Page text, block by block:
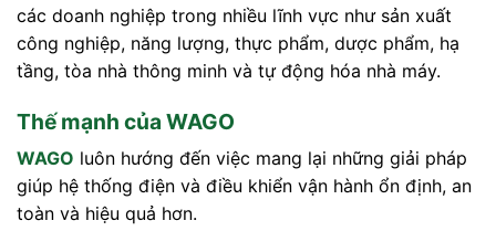
các doanh nghiệp trong nhiều lĩnh vực như sản xuất
công nghiệp, năng lượng, thực phẩm, dược phẩm, hạ
tầng, tòa nhà thông minh và tự động hóa nhà máy.
Thế mạnh của WAGO
WAGO luôn hướng đến việc mang lại những giải pháp
giúp hệ thống điện và điều khiển vận hành ổn định, an
toàn và hiệu quả hơn.